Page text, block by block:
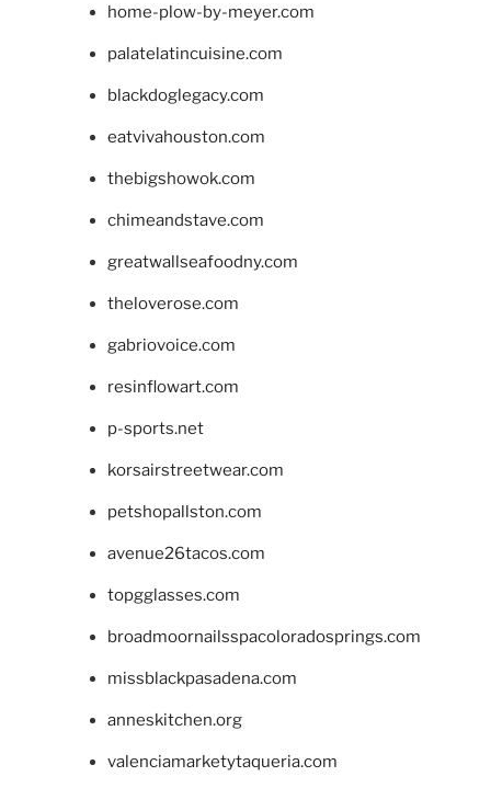
home-plow-by-meyer.com
palatelatincuisine.com
blackdoglegacy.com
eatvivahouston.com
thebigshowok.com
chimeandstave.com
greatwallseafoodny.com
theloverose.com
gabriovoice.com
resinflowart.com
p-sports.net
korsairstreetwear.com
petshopallston.com
avenue26tacos.com
topgglasses.com
broadmoornailsspacoloradosprings.com
missblackpasadena.com
anneskitchen.org
valenciamarketytaqueria.com